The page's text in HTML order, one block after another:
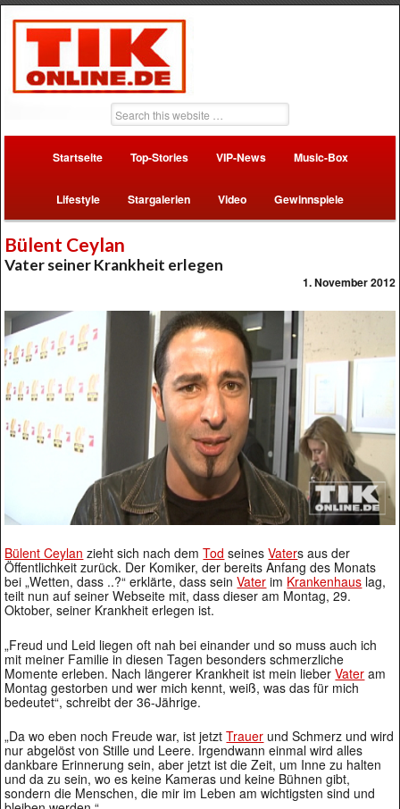
Startseite Top-Stories VIP-News Music-Box
Lifestyle Stargalerien Video Gewinnspiele
Bülent Ceylan
Vater seiner Krankheit erlegen
1. November 2012
Bülent Ceylan zieht sich nach demTod seinesVaters aus der
Öffentlichkeit zurück. Der Komiker, der bereits Anfang des Monats
bei „Wetten, dass ..?“ erklärte, dass seinVater im Krankenhaus lag,
teilt nun auf seiner Webseite mit, dass dieser am Montag, 29.
Oktober, seiner Krankheit erlegen ist.
„Freud und Leid liegen oft nah bei einander und so muss auch ich
mit meiner Familie in diesen Tagen besonders schmerzliche
Momente erleben. Nach längerer Krankheit ist mein lieberVater am
Montag gestorben und wer mich kennt, weiß, was das für mich
bedeutet“, schreibt der 36-Jährige.
„Da wo eben noch Freude war, ist jetztTrauer und Schmerz und wird
nur abgelöst von Stille und Leere. Irgendwann einmal wird alles
dankbare Erinnerung sein, aber jetzt ist die Zeit, um Inne zu halten
und da zu sein, wo es keine Kameras und keine Bühnen gibt,
sondern die Menschen, die mir im Leben am wichtigsten sind und